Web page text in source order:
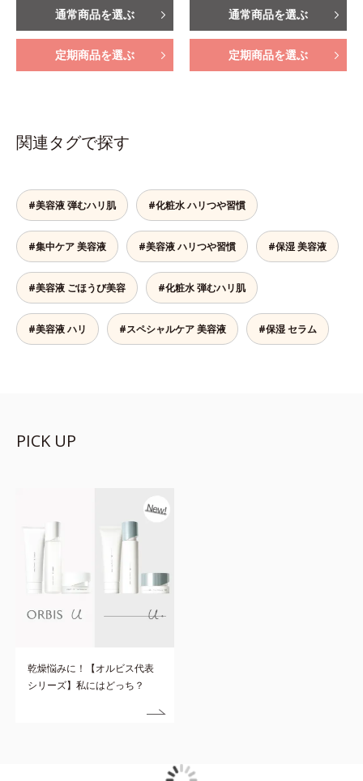
通常商品を選ぶ
定期商品を選ぶ
通常商品を選ぶ
定期商品を選ぶ
関連タグで探す
#美容液 弾むハリ肌 #化粧水 ハリつや習慣
#集中ケア 美容液 #美容液 ハリつや習慣 #保湿 美容液
#美容液 ごほうび美容 #化粧水 弾むハリ肌
#美容液 ハリ #スペシャルケア 美容液 #保湿 セラム
PICK UP
乾燥悩みに！【オルビス代表
シリーズ】私にはどっち？